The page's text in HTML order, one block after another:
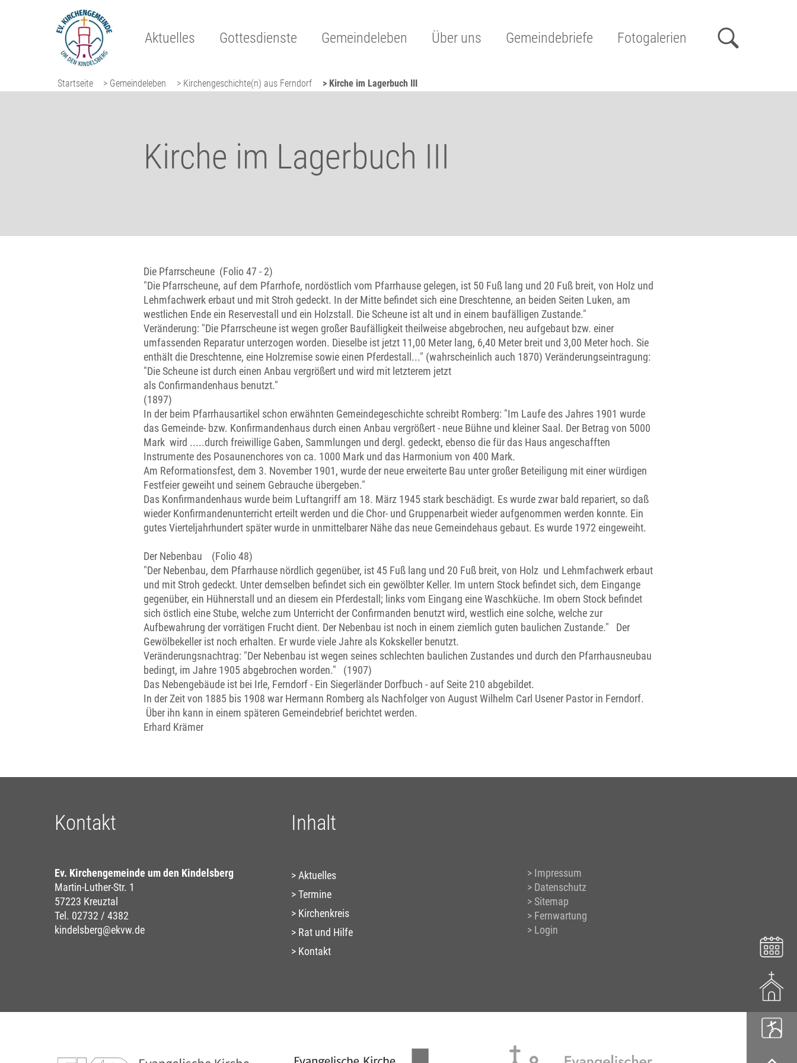
Aktuelles Gottesdienste Gemeindeleben Über uns Gemeindebriefe Fotogalerien
Startseite > Gemeindeleben > Kirchengeschichte(n) aus Ferndorf > Kirche im Lagerbuch III
Kirche im Lagerbuch III
Die Pfarrscheune (Folio 47 - 2)
"Die Pfarrscheune, auf dem Pfarrhofe, nordöstlich vom Pfarrhause gelegen, ist 50 Fuß lang und 20 Fuß breit, von Holz und
Lehmfachwerk erbaut und mit Stroh gedeckt. In der Mitte befindet sich eine Dreschtenne, an beiden Seiten Luken, am
westlichen Ende ein Reservestall und ein Holzstall. Die Scheune ist alt und in einem baufälligen Zustande."
Veränderung: "Die Pfarrscheune ist wegen großer Baufälligkeit theilweise abgebrochen, neu aufgebaut bzw. einer
umfassenden Reparatur unterzogen worden. Dieselbe ist jetzt 11,00 Meter lang, 6,40 Meter breit und 3,00 Meter hoch. Sie
enthält die Dreschtenne, eine Holzremise sowie einen Pferdestall..." (wahrscheinlich auch 1870) Veränderungseintragung:
"Die Scheune ist durch einen Anbau vergrößert und wird mit letzterem jetzt
als Confirmandenhaus benutzt."
(1897)
In der beim Pfarrhausartikel schon erwähnten Gemeindegeschichte schreibt Romberg: "Im Laufe des Jahres 1901 wurde
das Gemeinde- bzw. Konfirmandenhaus durch einen Anbau vergrößert - neue Bühne und kleiner Saal. Der Betrag von 5000
Mark wird .....durch freiwillige Gaben, Sammlungen und dergl. gedeckt, ebenso die für das Haus angeschafften
Instrumente des Posaunenchores von ca. 1000 Mark und das Harmonium von 400 Mark.
Am Reformationsfest, dem 3. November 1901, wurde der neue erweiterte Bau unter großer Beteiligung mit einer würdigen
Festfeier geweiht und seinem Gebrauche übergeben."
Das Konfirmandenhaus wurde beim Luftangriff am 18. März 1945 stark beschädigt. Es wurde zwar bald repariert, so daß
wieder Konfirmandenunterricht erteilt werden und die Chor- und Gruppenarbeit wieder aufgenommen werden konnte. Ein
gutes Vierteljahrhundert später wurde in unmittelbarer Nähe das neue Gemeindehaus gebaut. Es wurde 1972 eingeweiht.
Der Nebenbau (Folio 48)
"Der Nebenbau, dem Pfarrhause nördlich gegenüber, ist 45 Fuß lang und 20 Fuß breit, von Holz und Lehmfachwerk erbaut
und mit Stroh gedeckt. Unter demselben befindet sich ein gewölbter Keller. Im untern Stock befindet sich, dem Eingange
gegenüber, ein Hühnerstall und an diesem ein Pferdestall; links vom Eingang eine Waschküche. Im obern Stock befindet
sich östlich eine Stube, welche zum Unterricht der Confirmanden benutzt wird, westlich eine solche, welche zur
Aufbewahrung der vorrätigen Frucht dient. Der Nebenbau ist noch in einem ziemlich guten baulichen Zustande." Der
Gewölbekeller ist noch erhalten. Er wurde viele Jahre als Kokskeller benutzt.
Veränderungsnachtrag: "Der Nebenbau ist wegen seines schlechten baulichen Zustandes und durch den Pfarrhausneubau
bedingt, im Jahre 1905 abgebrochen worden." (1907)
Das Nebengebäude ist bei Irle, Ferndorf - Ein Siegerländer Dorfbuch - auf Seite 210 abgebildet.
In der Zeit von 1885 bis 1908 war Hermann Romberg als Nachfolger von August Wilhelm Carl Usener Pastor in Ferndorf.
Über ihn kann in einem späteren Gemeindebrief berichtet werden.
Erhard Krämer
Kontakt
Ev. Kirchengemeinde um den Kindelsberg
Martin-Luther-Str. 1
57223 Kreuztal
Tel. 02732 / 4382
kindelsberg@ekvw.de
Inhalt
Aktuelles
Termine
Kirchenkreis
Rat und Hilfe
Kontakt
Impressum
Datenschutz
Sitemap
Fernwartung
Login